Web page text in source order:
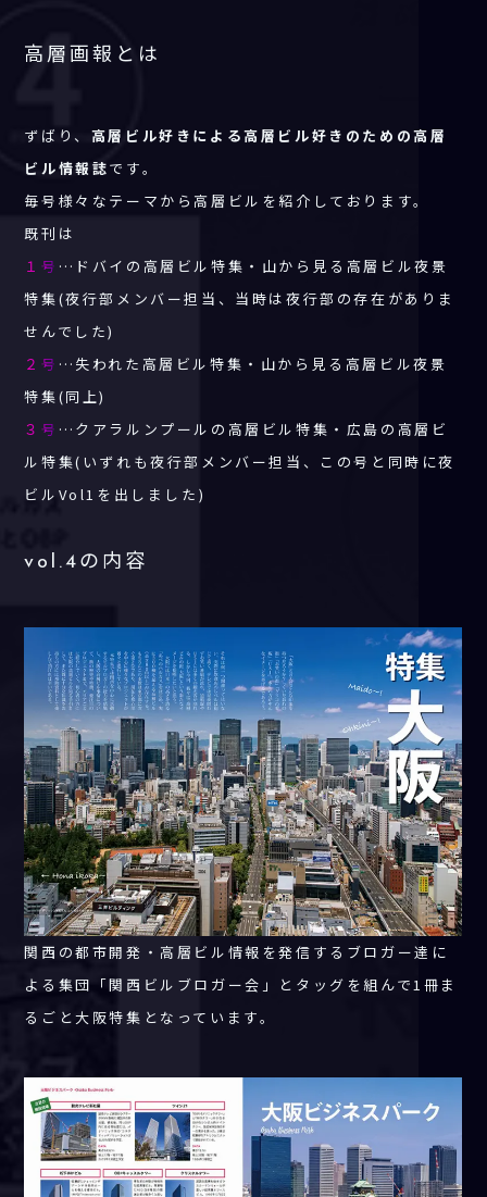
高層画報とは
ずばり、 高層ビル好きによる高層ビル好きのための高層
ビル情報誌です。
毎号様々なテーマから高層ビルを紹介しております。
既刊は
１号 …ドバイの高層ビル特集・山から見る高層ビル夜景
特集(夜行部メンバー担当、当時は夜行部の存在がありま
せんでした)
２号 …失われた高層ビル特集・山から見る高層ビル夜景
特集(同上)
３号 …クアラルンプールの高層ビル特集・広島の高層ビ
ル特集(いずれも夜行部メンバー担当、この号と同時に夜
ビルVol1を出しました)
vol.4の内容
関西の都市開発・高層ビル情報を発信するブロガー達に
よる集団「関西ビルブロガー会」とタッグを組んで1冊ま
るごと大阪特集となっています。